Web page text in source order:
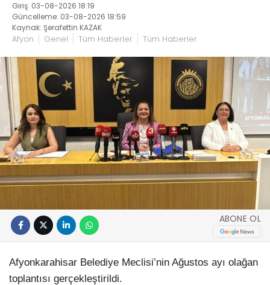
Giriş: 03-08-2026 18:19
Güncelleme: 03-08-2026 18:59
Kaynak: Şerafettin KAZAK
Afyon Genel Tüm Haberler Tüm Haberler
ABONE OL
Afyonkarahisar Belediye Meclisi’nin Ağustos ayı olağan
toplantısı gerçekleştirildi.